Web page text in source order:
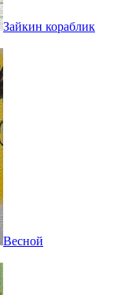
Зайкин кораблик
Весной